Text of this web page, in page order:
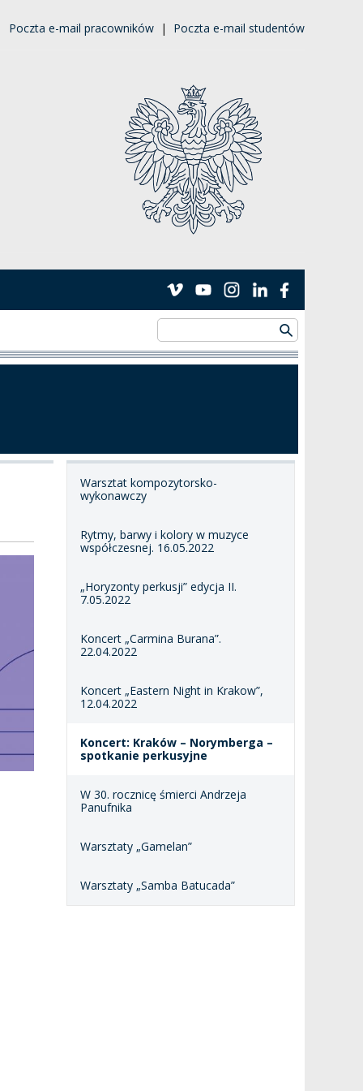
Poczta e-mail pracowników | Poczta e-mail studentów
Warsztat kompozytorsko-
wykonawczy
Rytmy, barwy i kolory w muzyce
współczesnej. 16.05.2022
„Horyzonty perkusji” edycja II.
7.05.2022
Koncert „Carmina Burana”.
22.04.2022
Koncert „Eastern Night in Krakow”,
12.04.2022
Koncert: Kraków – Norymberga –
spotkanie perkusyjne
W 30. rocznicę śmierci Andrzeja
Panufnika
Warsztaty „Gamelan”
Warsztaty „Samba Batucada”